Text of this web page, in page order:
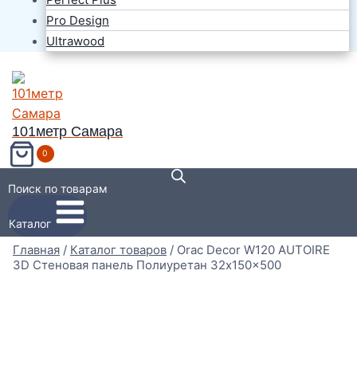
Pro Design
Ultrawood
101метр Самара
0
Поиск по товарам
Каталог
Главная / Каталог товаров / Orac Decor W120 AUTOIRE
3D Стеновая панель Полиуретан 32x150x500